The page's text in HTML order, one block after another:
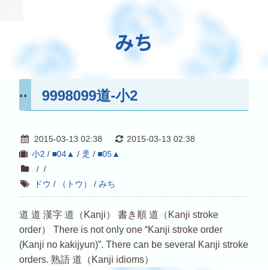
みち
9998099道-小2
2015-03-13 02:38
2015-03-13 02:38
小2 / ■04▲ / 辵 / ■05▲
/ /
ドウ / （トウ） /みち
道 道 漢字 道（Kanji） 書き順 道（Kanji stroke
order） There is not only one “Kanji stroke order
(Kanji no kakijyun)”. There can be several Kanji stroke
orders. 熟語 道（Kanji idioms）